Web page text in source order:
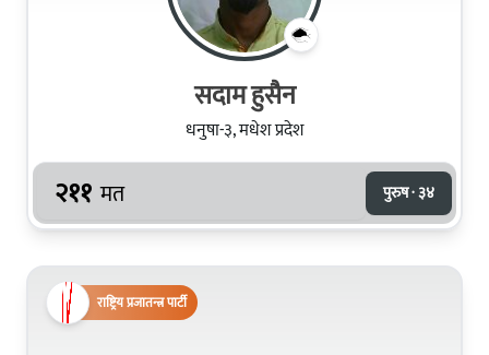
सदाम हुसैन
धनुषा-३, मधेश प्रदेश
२११ मत पुरुष · ३४
राष्ट्रिय प्रजातन्त्र पार्टी